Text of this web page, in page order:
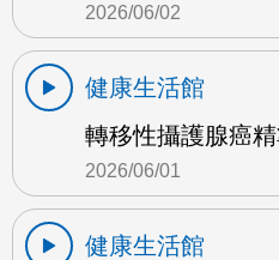
2026/06/02
健康生活館
轉移性攝護腺癌
2026/06/01
健康生活館